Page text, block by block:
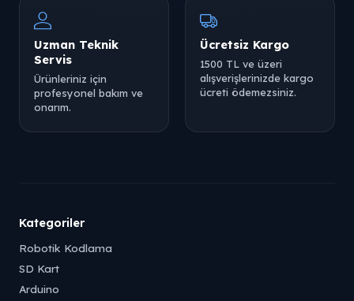
Uzman Teknik
Servis
Ürünleriniz için
profesyonel bakım ve
onarım.
Ücretsiz Kargo
1500 TL ve üzeri
alışverişlerinizde kargo
ücreti ödemezsiniz.
Kategoriler
Robotik Kodlama
SD Kart
Arduino